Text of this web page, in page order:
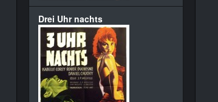
Drei Uhr nachts